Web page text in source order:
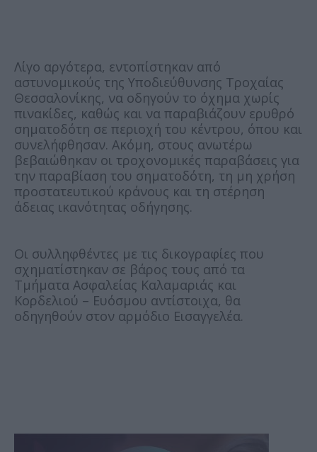
Λίγο αργότερα, εντοπίστηκαν από
αστυνομικούς της Υποδιεύθυνσης Τροχαίας
Θεσσαλονίκης, να οδηγούν το όχημα χωρίς
πινακίδες, καθώς και να παραβιάζουν ερυθρό
σηματοδότη σε περιοχή του κέντρου, όπου και
συνελήφθησαν. Ακόμη, στους ανωτέρω
βεβαιώθηκαν οι τροχονομικές παραβάσεις για
την παραβίαση του σηματοδότη, τη μη χρήση
προστατευτικού κράνους και τη στέρηση
άδειας ικανότητας οδήγησης.
Οι συλληφθέντες με τις δικογραφίες που
σχηματίστηκαν σε βάρος τους από τα
Τμήματα Ασφαλείας Καλαμαριάς και
Κορδελιού – Ευόσμου αντίστοιχα, θα
οδηγηθούν στον αρμόδιο Εισαγγελέα.